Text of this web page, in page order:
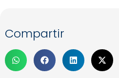
Compartir